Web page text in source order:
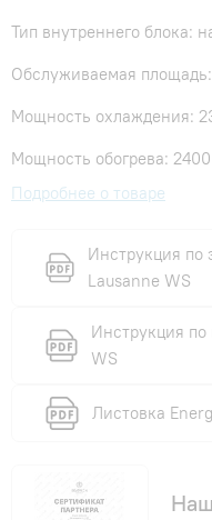
Тип внутреннего блока:
Обслуживаемая
Мощность охлаждения:
Мощность обогрева: 2400
Подробнее о товаре
Инструкция по
Lausanne WS
Инструкция
WS
Листовка